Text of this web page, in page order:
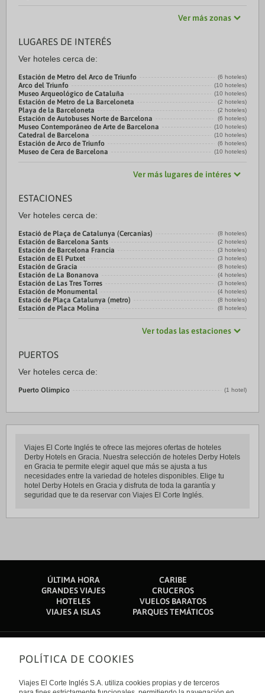
Ver más zonas
LUGARES DE INTERÉS
Ver hoteles cerca de:
Estación de Metro del Arco de Triunfo (6 hoteles)
Arco del Triunfo (10 hoteles)
Museo Arqueológico de Cataluña (10 hoteles)
Estación de Metro de La Barceloneta (2 hoteles)
Playa de la Barceloneta (2 hoteles)
Estación de Autobuses Norte de Barcelona (6 hoteles)
Museo Contemporáneo de Arte de Barcelona (10 hoteles)
Catedral de Barcelona (10 hoteles)
Estación de Arco de Triunfo (6 hoteles)
Museo de Cera de Barcelona (10 hoteles)
Ver más lugares de intéres
ESTACIONES
Ver hoteles cerca de:
Estació de Plaça de Catalunya (Cercanias) (8 hoteles)
Estación de Barcelona Sants (2 hoteles)
Estación de Barcelona Francia (3 hoteles)
Estación de El Putxet (3 hoteles)
Estación de Gracia (8 hoteles)
Estación de La Bonanova (4 hoteles)
Estación de Las Tres Torres (3 hoteles)
Estación de Monumental (4 hoteles)
Estació de Plaça Catalunya (metro) (8 hoteles)
Estación de Placa Molina (8 hoteles)
Ver todas las estaciones
PUERTOS
Ver hoteles cerca de:
Puerto Olímpico (1 hotel)
Viajes El Corte Inglés te ofrece las mejores ofertas de hoteles
Derby Hotels en Gracia. Nuestra selección de hoteles Derby Hotels
en Gracia te permite elegir aquel que más se ajusta a tus
necesidades entre la variedad de hoteles disponibles. Elige tu
hotel Derby Hotels en Gracia y disfruta de toda la garantía y
seguridad que te da reservar con Viajes El Corte Inglés.
ÚLTIMA HORA
CARIBE
GRANDES VIAJES
CRUCEROS
HOTELES
VUELOS BARATOS
VIAJES A ISLAS
PARQUES TEMÁTICOS
Sobre nosotros
Quiénes somos
Financiación
POLÍTICA DE COOKIES
Viajes El Corte Inglés S.A. utiliza cookies propias y de terceros